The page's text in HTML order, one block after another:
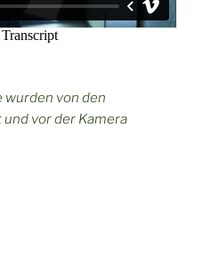
wurden von den
vor der Kamera